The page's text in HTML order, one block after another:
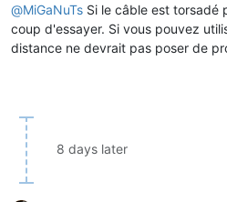
@MiGaNuTs Si le câble est torsadé
coup d'essayer. Si vous pouvez
distance ne devrait pas poser de
8 days later